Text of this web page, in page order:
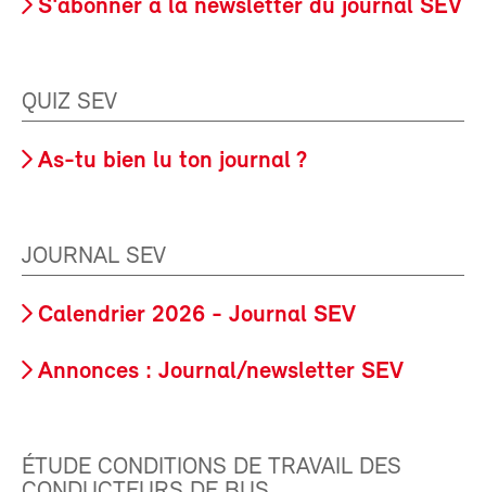
S'abonner à la newsletter du journal SEV
QUIZ SEV
As-tu bien lu ton journal ?
JOURNAL SEV
Calendrier 2026 - Journal SEV
Annonces : Journal/newsletter SEV
ÉTUDE CONDITIONS DE TRAVAIL DES